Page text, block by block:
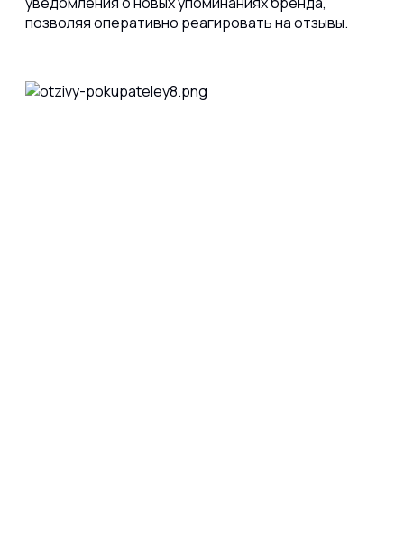
позволяя оперативно реагировать на отзывы.